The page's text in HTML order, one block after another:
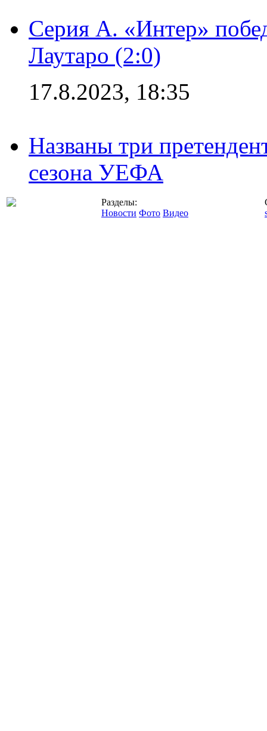
Серия А. «Интер»
Лаутаро (2:0)
17.8.2023, 18:35
Названы три
сезона УЕФА
Разделы:
Новости Фото Видео